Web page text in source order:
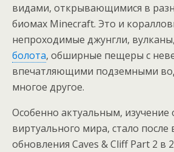
видами, открывающимися в
биомах Minecraft. Это и
непроходимые джунгли, вулканы,
болота, обширные пещеры с
впечатляющими подземными
многое другое.
Особенно актуальным,
виртуального мира, стало после
обновления Caves & Cliff Part 2 в